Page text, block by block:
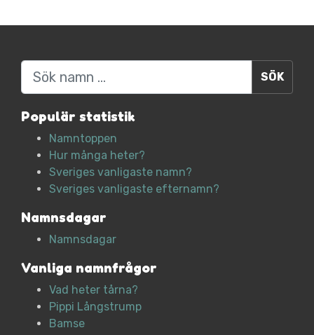
Sök
Populär statistik
Namntoppen
Hur många heter?
Sveriges vanligaste namn?
Sveriges vanligaste efternamn?
Namnsdagar
Namnsdagar
Vanliga namnfrågor
Vad heter tårna?
Pippi Långstrump
Bamse